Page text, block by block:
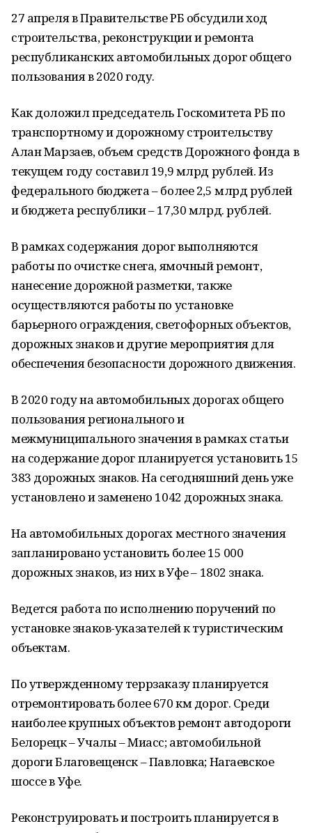
27 апреля в Правительстве РБ обсудили ход
строительства, реконструкции и ремонта
республиканских автомобильных дорог общего
пользования в 2020 году.
Как доложил председатель Госкомитета РБ по
транспортному и дорожному строительству
Алан Марзаев, объем средств Дорожного фонда в
текущем году составил 19,9 млрд рублей. Из
федерального бюджета – более 2,5 млрд рублей
и бюджета республики – 17,30 млрд. рублей.
В рамках содержания дорог выполняются
работы по очистке снега, ямочный ремонт,
нанесение дорожной разметки, также
осуществляются работы по установке
барьерного ограждения, светофорных объектов,
дорожных знаков и другие мероприятия для
обеспечения безопасности дорожного движения.
В 2020 году на автомобильных дорогах общего
пользования регионального и
межмуниципального значения в рамках статьи
на содержание дорог планируется установить 15
383 дорожных знаков. На сегодняшний день уже
установлено и заменено 1042 дорожных знака.
На автомобильных дорогах местного значения
запланировано установить более 15 000
дорожных знаков, из них в Уфе – 1802 знака.
Ведется работа по исполнению поручений по
установке знаков-указателей к туристическим
объектам.
По утвержденному террзаказу планируется
отремонтировать более 670 км дорог. Среди
наиболее крупных объектов ремонт автодороги
Белорецк – Учалы – Миасс; автомобильной
дороги Благовещенск – Павловка; Нагаевское
шоссе в Уфе.
Реконструировать и построить планируется в